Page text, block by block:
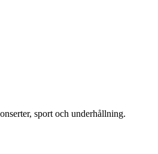
sport och underhållning.